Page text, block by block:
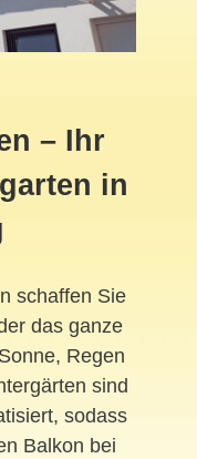
– Ihr
in
schaffen Sie
das ganze
Regen
sind
sodass
Balkon bei